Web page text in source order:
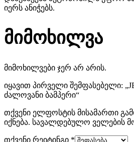
იერს ანიჭებს.
მიმოხილვა
მიმოხილვები ჯერ არ არის.
იყავით პირველი შემფასებელი:
ძალოვანი ბამპერი“
თქვენი ელფოსტის მისამართი
იქნება. სავალდებულო ველების
თქვენი რეიტინგი *